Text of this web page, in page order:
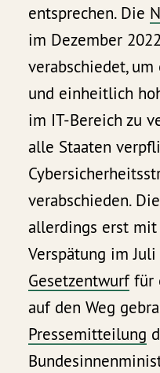
entsprechen. Die
im Dezember
verabschiedet,
und einheitlich
im IT-Bereich zu
alle Staaten
verabschieden.
allerdings erst
Verspätung im
Gesetzentwurffür
auf den Weg
Pressemitteilung